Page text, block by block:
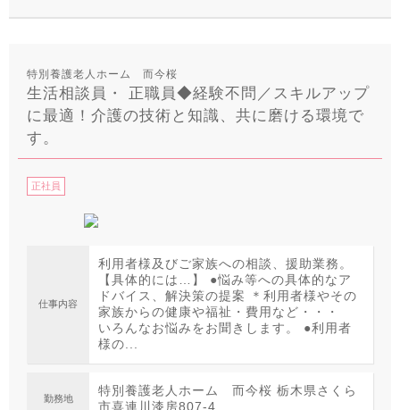
特別養護老人ホーム 而今桜
生活相談員・ 正職員◆経験不問／スキルアップ
に最適！介護の技術と知識、共に磨ける環境で
す。
正社員
仕事内容
利用者様及びご家族への相談、援助業務。
【具体的には…】 ●悩み等への具体的なア
ドバイス、解決策の提案 ＊利用者様やその
家族からの健康や福祉・費用など・・・
いろんなお悩みをお聞きします。 ●利用者
様の...
勤務地
特別養護老人ホーム 而今桜 栃木県さくら
市喜連川漆房807-4